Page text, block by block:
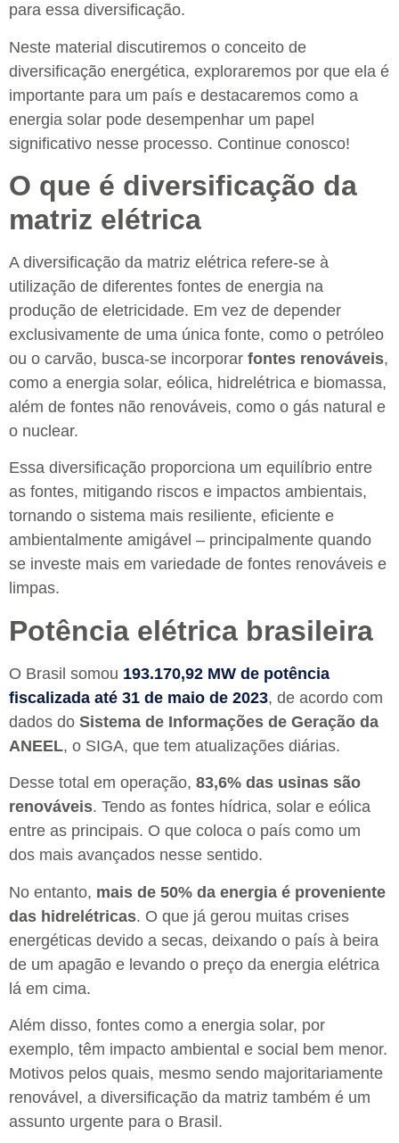
para essa diversificação.
Neste material discutiremos o conceito de
diversificação energética, exploraremos por que ela é
importante para um país e destacaremos como a
energia solar pode desempenhar um papel
significativo nesse processo. Continue conosco!
O que é diversificação da
matriz elétrica
A diversificação da matriz elétrica refere-se à
utilização de diferentes fontes de energia na
produção de eletricidade. Em vez de depender
exclusivamente de uma única fonte, como o petróleo
ou o carvão, busca-se incorporar fontes renováveis,
como a energia solar, eólica, hidrelétrica e biomassa,
além de fontes não renováveis, como o gás natural e
o nuclear.
Essa diversificação proporciona um equilíbrio entre
as fontes, mitigando riscos e impactos ambientais,
tornando o sistema mais resiliente, eficiente e
ambientalmente amigável – principalmente quando
se investe mais em variedade de fontes renováveis e
limpas.
Potência elétrica brasileira
O Brasil somou 193.170,92 MW de potência
fiscalizada até 31 de maio de 2023, de acordo com
dados do Sistema de Informações de Geração da
ANEEL, o SIGA, que tem atualizações diárias.
Desse total em operação, 83,6% das usinas são
renováveis. Tendo as fontes hídrica, solar e eólica
entre as principais. O que coloca o país como um
dos mais avançados nesse sentido.
No entanto, mais de 50% da energia é proveniente
das hidrelétricas. O que já gerou muitas crises
energéticas devido a secas, deixando o país à beira
de um apagão e levando o preço da energia elétrica
lá em cima.
Além disso, fontes como a energia solar, por
exemplo, têm impacto ambiental e social bem menor.
Motivos pelos quais, mesmo sendo majoritariamente
renovável, a diversificação da matriz também é um
assunto urgente para o Brasil.